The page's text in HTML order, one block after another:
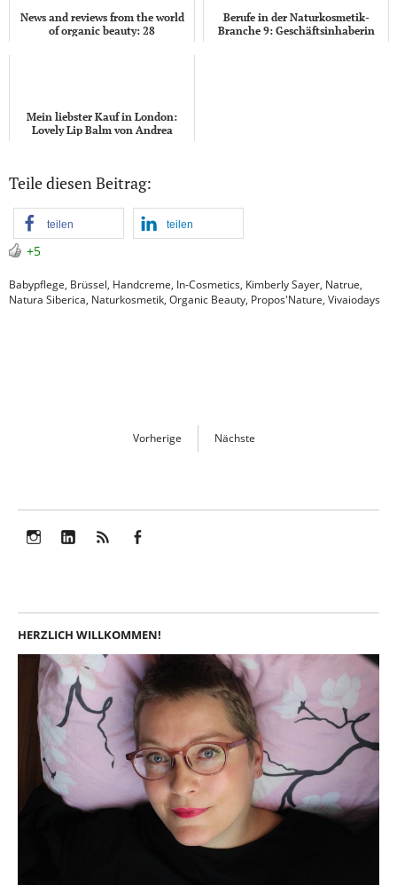
News and reviews from the world
of organic beauty: 28
Berufe in der Naturkosmetik-
Branche 9: Geschäftsinhaberin
Mein liebster Kauf in London:
Lovely Lip Balm von Andrea
Teile diesen Beitrag:
teilen teilen
+5
Babypflege, Brüssel, Handcreme, In-Cosmetics, Kimberly Sayer, Natrue,
Natura Siberica, Naturkosmetik, Organic Beauty, Propos'Nature, Vivaiodays
Vorherige Nächste
HERZLICH WILLKOMMEN!